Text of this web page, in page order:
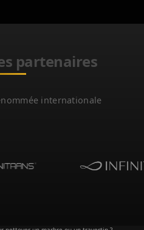
partenaires
internationale